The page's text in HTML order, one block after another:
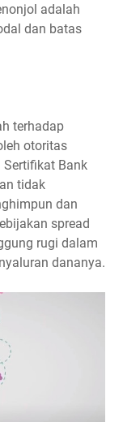
adalah
dan batas
terhadap
otoritas
Sertifikat Bank
tidak
dan
spread
rugi dalam
dananya.